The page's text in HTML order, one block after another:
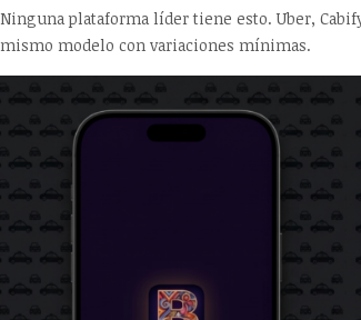
Ninguna plataforma líder tiene esto. Uber,
mismo modelo con variaciones mínimas.